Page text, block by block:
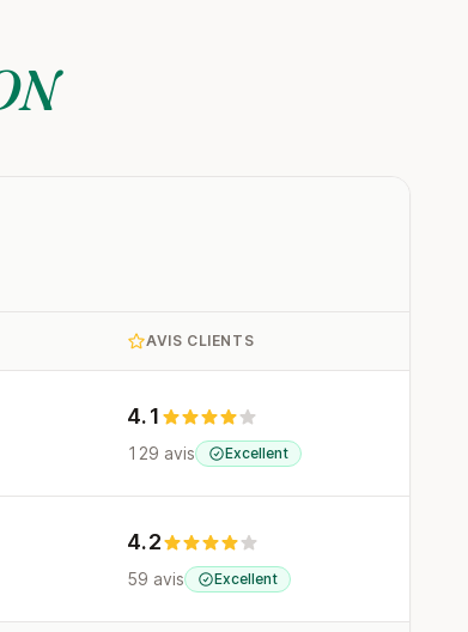
AVIS CLIENTS
4.1
129 avis Excellent
4.2
59 avis Excellent